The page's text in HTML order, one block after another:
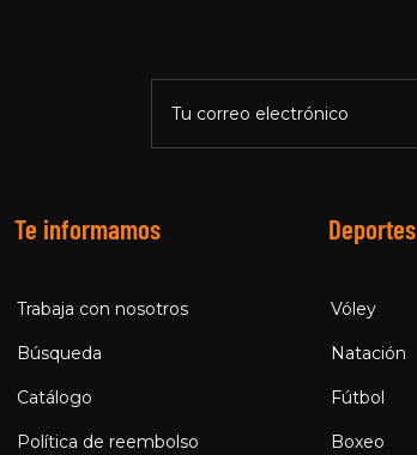
Tu correo electrónico
Te informamos
Trabaja con nosotros
Búsqueda
Catálogo
Política de reembolso
Deportes
Vóley
Natación
Fútbol
Boxeo